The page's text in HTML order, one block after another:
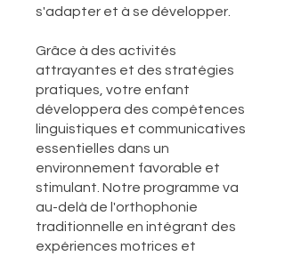
s'adapter et à se développer.
Grâce à des activités
attrayantes et des stratégies
pratiques, votre enfant
développera des compétences
linguistiques et communicatives
essentielles dans un
environnement favorable et
stimulant. Notre programme va
au-delà de l'orthophonie
traditionnelle en intégrant des
expériences motrices et